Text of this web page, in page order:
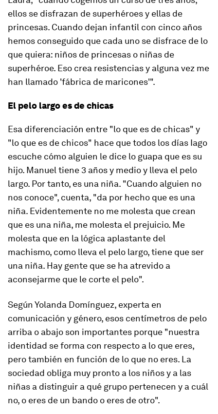
ellos se disfrazan de superhéroes y ellas de
princesas. Cuando dejan infantil con cinco años
hemos conseguido que cada uno se disfrace de lo
que quiera: niños de princesas o niñas de
superhéroe. Eso crea resistencias y alguna vez me
han llamado 'fábrica de maricones'".
El pelo largo es de chicas
Esa diferenciación entre "lo que es de chicas" y
"lo que es de chicos" hace que todos los días Iago
escuche cómo alguien le dice lo guapa que es su
hijo. Manuel tiene 3 años y medio y lleva el pelo
largo. Por tanto, es una niña. "Cuando alguien no
nos conoce", cuenta, "da por hecho que es una
niña. Evidentemente no me molesta que crean
que es una niña, me molesta el prejuicio. Me
molesta que en la lógica aplastante del
machismo, como lleva el pelo largo, tiene que ser
una niña. Hay gente que se ha atrevido a
aconsejarme que le corte el pelo".
Según Yolanda Domínguez, experta en
comunicación y género, esos centímetros de pelo
arriba o abajo son importantes porque "nuestra
identidad se forma con respecto a lo que eres,
pero también en función de lo que no eres. La
sociedad obliga muy pronto a los niños y a las
niñas a distinguir a qué grupo pertenecen y a cuál
no, o eres de un bando o eres de otro".